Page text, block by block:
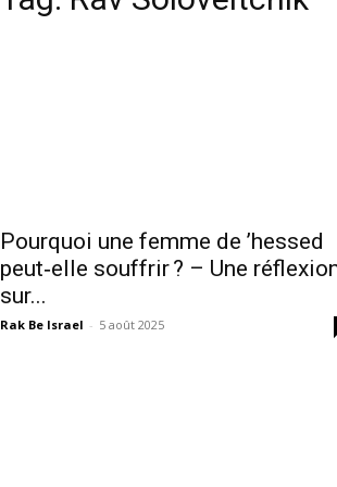
Pourquoi une femme de ’hessed
peut‑elle souffrir ? – Une
sur...
Rak Be Israel - 5 août 2025